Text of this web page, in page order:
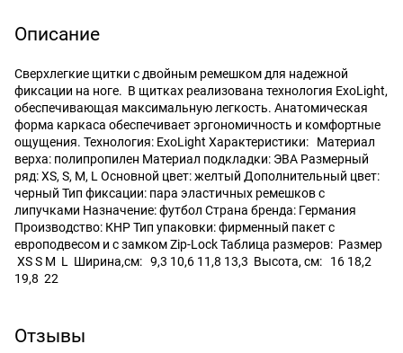
Описание
Сверхлегкие щитки с двойным ремешком для надежной
фиксации на ноге. В щитках реализована технология ExoLight,
обеспечивающая максимальную легкость. Анатомическая
форма каркаса обеспечивает эргономичность и комфортные
ощущения. Технология: ExoLight Характеристики: Материал
верха: полипропилен Материал подкладки: ЭВА Размерный
ряд: XS, S, M, L Основной цвет: желтый Дополнительный цвет:
черный Тип фиксации: пара эластичных ремешков с
липучками Назначение: футбол Страна бренда: Германия
Производство: КНР Тип упаковки: фирменный пакет с
европодвесом и с замком Zip-Lock Таблица размеров: Размер
XS S M L Ширина,см: 9,3 10,6 11,8 13,3 Высота, см: 16 18,2
19,8 22
Отзывы